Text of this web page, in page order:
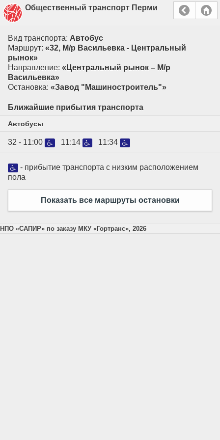
Общественный транспорт Перми
Вид транспорта: Автобус
Маршрут: «32, М/р Васильевка - Центральный
рынок»
Направление: «Центральный рынок – М/р
Васильевка»
Остановка: «Завод "Машиностроитель"»
Ближайшие прибытия транспорта
Автобусы
32 - 11:00 11:14 11:34
- прибытие транспорта с низким расположением
пола
Показать все маршруты остановки
НПО «САПИР» по заказу МКУ «Гортранс», 2026